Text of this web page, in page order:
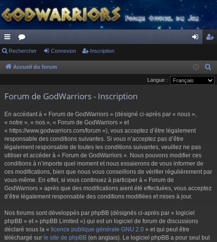
ac
co
ci
or
u
s
ne cri
pti
Rechercher Connexion Inscription
Accueil du forum
e
Langue :
Forum de GodWarriors - Inscription
En accédant à « Forum de GodWarriors » (désigné ci-après par « nous »,
« notre », « nos », « Forum de GodWarriors » et
« https://www.godwarriors.com/forum »), vous acceptez d’être légalement
responsable des conditions suivantes. Si vous n’acceptez pas d’être
légalement responsable de toutes les conditions suivantes, veuillez ne pas
utiliser et accéder à « Forum de GodWarriors ». Nous pouvons modifier ces
conditions à n’importe quel moment et nous essaierons de vous informer de
ces modifications, bien que nous vous conseillons de vérifier régulièrement par
vous-même. En effet, si vous continuez à participer à « Forum de
GodWarriors » après que des modifications aient été effectuées, vous acceptez
d’être légalement responsable des conditions modifiées et mises à jour.
Nos forums sont développés par phpBB (désignés ci-après par « logiciel
phpBB » et « phpBB Limited ») qui est un logiciel de forum de discussions
déclaré sous la « licence publique générale GNU 2.0 » et qui peut être
téléchargé sur le site de phpBB (en anglais). Le logiciel phpBB a pour seul but